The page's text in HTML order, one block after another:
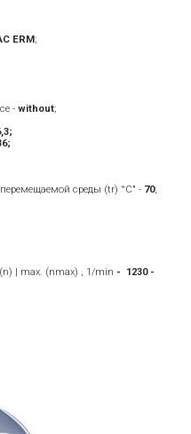
ERM;
- without;
среды (tr) °C" - 70;
| max. (nmax) , 1/min - ­ 1230 -